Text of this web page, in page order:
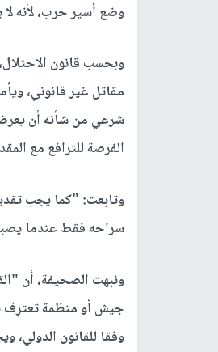
وضع أسير حرب، لأنه
وبحسب قانون
مقاتل غير قانوني،
الفرصة للترافع مع
وتابعت: "كما يجب
سراحه فقط عندما
ونبهت الصحيفة، أن
جيش أو منظمة تعترف
وفقا للقانون